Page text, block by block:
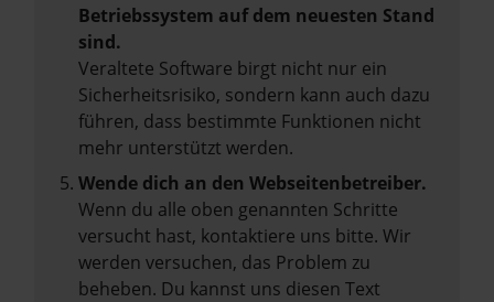
Betriebssystem auf dem neuesten Stand
sind.
Veraltete Software birgt nicht nur ein
Sicherheitsrisiko, sondern kann auch dazu
führen, dass bestimmte Funktionen nicht
mehr unterstützt werden.
Wende dich an den Webseitenbetreiber.
Wenn du alle oben genannten Schritte
versucht hast, kontaktiere uns bitte. Wir
werden versuchen, das Problem zu
beheben. Du kannst uns diesen Text